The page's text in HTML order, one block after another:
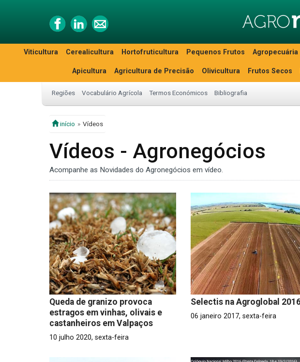
Viticultura Cerealicultura Hortofruticultura Pequenos Frutos Agropecuária
Apicultura Agricultura de Precisão Olivicultura Frutos Secos
Regiões Vocabulário Agrícola Termos Económicos Bibliografia
início Vídeos
Vídeos - Agronegócios
Acompanhe as Novidades do Agronegócios em vídeo.
Queda de granizo provoca
estragos em vinhas, olivais e
castanheiros em Valpaços
10 julho 2020, sexta-feira
Selectis na Agroglobal
06 janeiro 2017, sexta-feira